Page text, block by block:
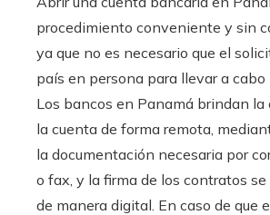
procedimiento conveniente y sin
ya que no es necesario que el
país en persona para llevar a cabo
Los bancos en Panamá brindan la
la cuenta de forma remota,
la documentación necesaria por
o fax, y la firma de los contratos
de manera digital. En caso de que